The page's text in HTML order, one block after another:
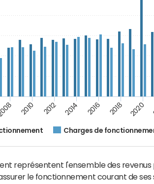
Charges de
2010 2012 2014 2016 2018 2020
représentent l'ensemble des
le fonctionnement courant de ses